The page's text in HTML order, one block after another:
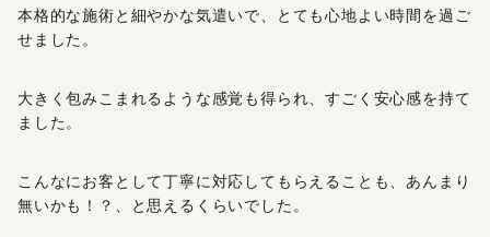
本格的な施術と細やかな気遣いで、とても心地よい時間を過ご
せました。
大きく包みこまれるような感覚も得られ、すごく安心感を持て
ました。
こんなにお客として丁寧に対応してもらえることも、あんまり
無いかも！？、と思えるくらいでした。